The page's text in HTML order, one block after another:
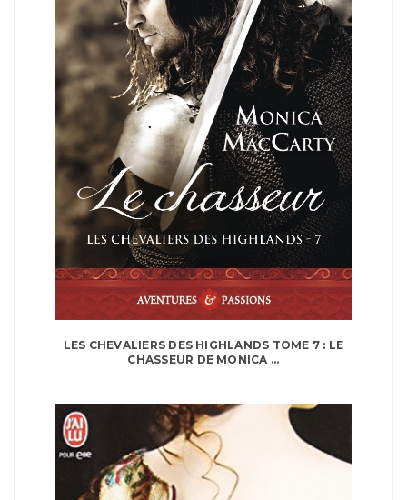
LES CHEVALIERS DES HIGHLANDS TOME 7 : LE
CHASSEUR DE MONICA ...